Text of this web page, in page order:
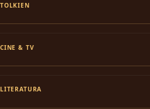
TOLKIEN
CINE & TV
LITERATURA